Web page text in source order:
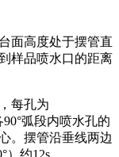
面高度处于摆管直
样品喷水口的距离
每孔为
弧段内喷水孔的
。摆管沿垂线两边
约12s。